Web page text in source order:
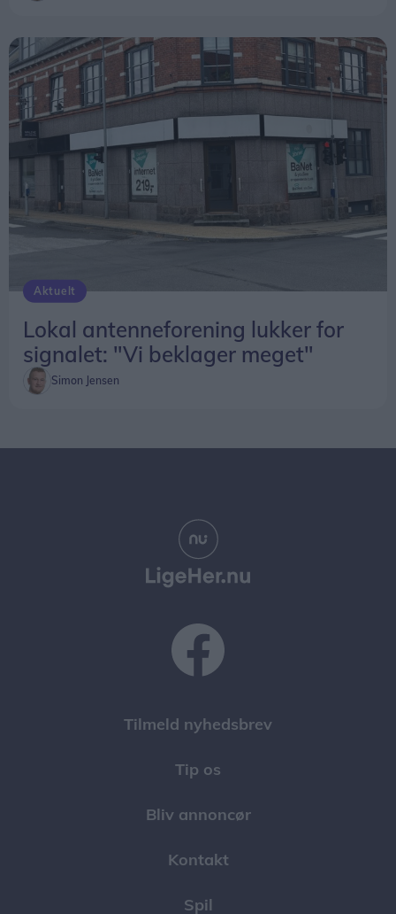
Aktuelt
Lokal antenneforening lukker for
signalet: "Vi beklager meget"
Simon Jensen
Tilmeld nyhedsbrev
Tip os
Bliv annoncør
Kontakt
Spil